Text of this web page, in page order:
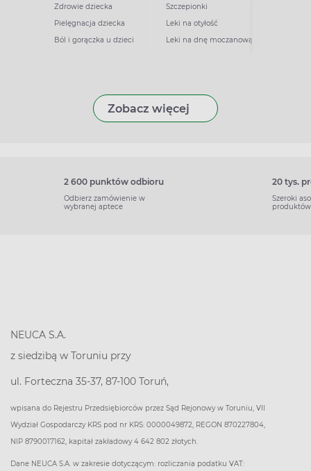
Zdrowie dziecka
Pielęgnacja dziecka
Ból i gorączka u dzieci
Szczepionki
Leki na otyłość
Leki na dnę moczanową
Zobacz więcej
2 600 punktów odbioru
Odbierz zamówienie w
wybranej aptece
20 tys.
Szeroki
produktów
NEUCA S.A.
z siedzibą w Toruniu przy
ul. Forteczna 35-37, 87-100 Toruń,
wpisana do Rejestru Przedsiębiorców przez Sąd Rejonowy w Toruniu, VII
Wydział Gospodarczy KRS pod nr KRS: 0000049872, REGON 870227804,
NIP 8790017162, kapitał zakładowy 4 642 802 złotych.
Dane NEUCA S.A. w zakresie dotyczącym: rozliczania podatku VAT: